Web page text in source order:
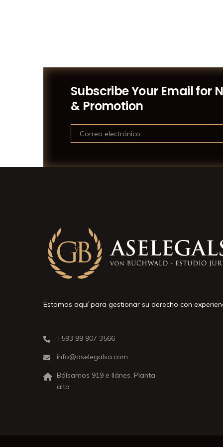
Subscribe Your Email for
& Promotion
Estamos aquí para gestionar su derecho con
+593 99 907 3566
info@aselegalsa.com
Bálsamos 919 e Ilánes, Planta
alta